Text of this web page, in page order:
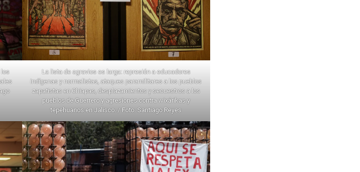
los
La lista de agravios es larga: represión a educadores
indígenas y normalistas, ataques paramilitares a los pueblos
zapatistas en Chiapas, desplazamientos y secuestros a los
pueblos de Guerrero y agresiones contra wixárikas y
tepehuanos en Jalisco. / Foto: Santiago Reyes